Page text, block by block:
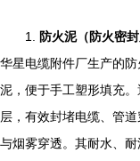
1. 防火泥（防火密封
华星电缆附件厂生产的
泥，便于手工塑形填充
层，有效封堵电缆、管
与烟雾穿透。其耐水、